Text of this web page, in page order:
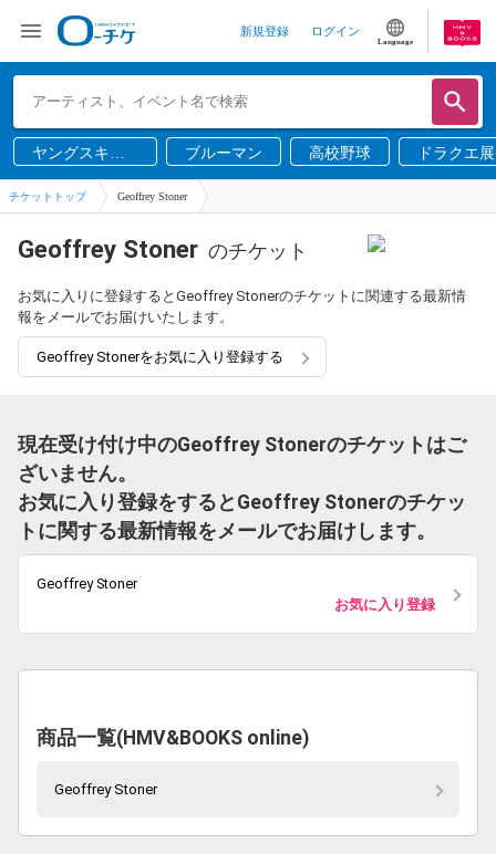
新規登録 ログイン
Language
ヤングスキニ
ー
ブルーマン 高校野球 ドラクエ展
チケットトップ Geoffrey Stoner
Geoffrey Stoner のチケット
お気に入りに登録するとGeoffrey Stonerのチケットに関連する最新情
報をメールでお届けいたします。
Geoffrey Stonerをお気に入り登録する
現在受け付け中のGeoffrey Stonerのチケットはご
ざいません。
お気に入り登録をするとGeoffrey Stonerのチケッ
トに関する最新情報をメールでお届けします。
Geoffrey Stoner
お気に入り登録
商品一覧(HMV&BOOKS online)
Geoffrey Stoner